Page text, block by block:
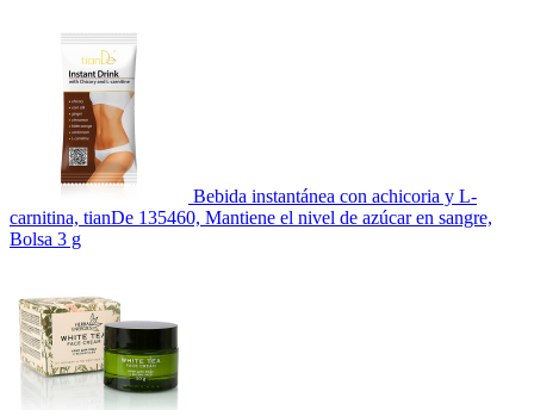
Bebida instantánea con achicoria y L-
carnitina, tianDe 135460, Mantiene el nivel de azúcar en sangre,
Bolsa 3 g